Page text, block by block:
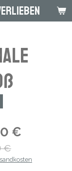
€
€